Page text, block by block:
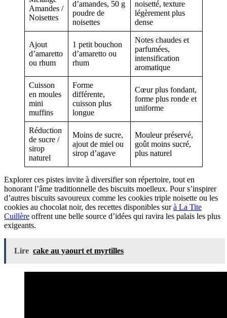
Amandes /
Noisettes
d’amandes, 50 g
poudre de
noisettes
noisetté, texture
légèrement plus
dense
Ajout
d’amaretto
ou rhum
1 petit bouchon
d’amaretto ou
rhum
Notes chaudes et
parfumées,
intensification
aromatique
Cuisson
en moules
mini
muffins
Forme
différente,
cuisson plus
longue
Cœur plus fondant,
forme plus ronde et
uniforme
Réduction
de sucre /
sirop
naturel
Moins de sucre,
ajout de miel ou
sirop d’agave
Mouleur préservé,
goût moins sucré,
plus naturel
Explorer ces pistes invite à diversifier son répertoire, tout en
honorant l’âme traditionnelle des biscuits moelleux. Pour s’inspirer
d’autres biscuits savoureux comme les cookies triple noisette ou les
cookies au chocolat noir, des recettes disponibles surà La Tite
Cuillère offrent une belle source d’idées qui ravira les palais les plus
exigeants.
Lire cake au yaourt et myrtilles